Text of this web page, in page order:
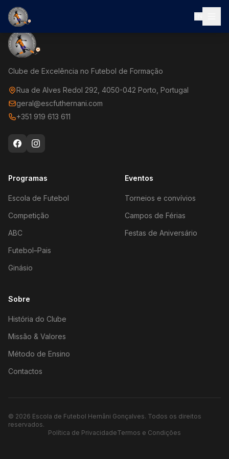
Clube de Excelência no Futebol de Formação
Rua de Alves Redol 292, 4050-042 Porto, Portugal
geral@escfuthernani.com
+351 919 613 611
Programas
Escola de Futebol
Competição
ABC
Futebol–Pais
Ginásio
Eventos
Torneios e convívios
Campos de Férias
Festas de Aniversário
Sobre
História do Clube
Missão & Valores
Método de Ensino
Contactos
© 2026 Escola de Futebol Hernâni Gonçalves. Todos os direitos
reservados.
Política de PrivacidadeTermos e Condições